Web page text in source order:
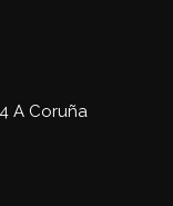
A Coruña